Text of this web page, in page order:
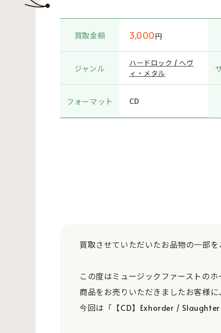
買取金額 3,000円
ジャンル
ハードロック / へヴ
ィ・メタル
フォーマット CD
買取させていただいたお品物の一部
この度はミュージックファーストの
商品をお売りいただきましたお客様
今回は「【CD】Exhorder /